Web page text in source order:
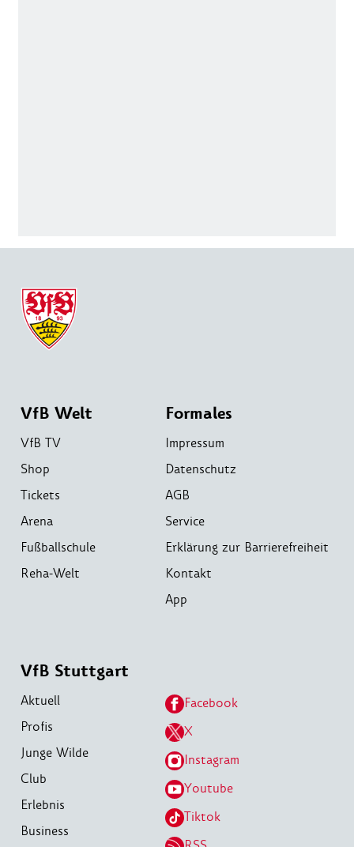
VfB Welt
VfB TV
Shop
Tickets
Arena
Fußballschule
Reha-Welt
Formales
Impressum
Datenschutz
AGB
Service
Erklärung zur Barrierefreiheit
Kontakt
App
VfB Stuttgart
Aktuell
Profis
Junge Wilde
Club
Erlebnis
Business
Facebook
X
Instagram
Youtube
Tiktok